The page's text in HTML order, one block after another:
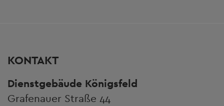
KONTAKT
Dienstgebäude Königsfeld
Grafenauer Straße 44